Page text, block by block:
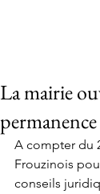
La mairie
A compter du
Frouzinois
conseils